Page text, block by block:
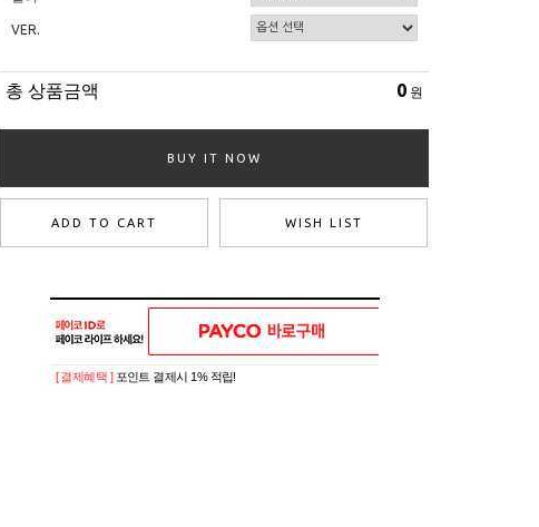
VER.
총 상품금액 0 원
BUY IT NOW
ADD TO CART WISH LIST
[ 결제혜택 ] 포인트 결제시 1% 적립!